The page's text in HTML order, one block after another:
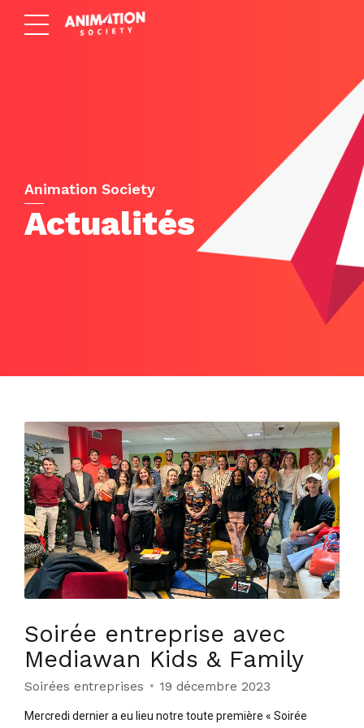
Animation Society
Actualités
Soirée entreprise avec
Mediawan Kids & Family
Soirées entreprises 19 décembre 2023
Mercredi dernier a eu lieu notre toute première « Soirée